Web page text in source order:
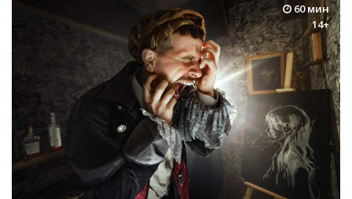
60 мин
14+